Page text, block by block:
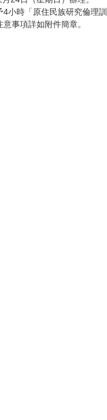
小時「原住民族研究倫理
事項詳如附件簡章。